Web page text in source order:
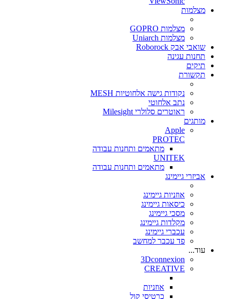
מצלמות
מצלמות GOPRO
מצלמות Uniarch
שואבי אבק Roborock
תחנות עגינה
תיקים
תקשורת
נקודות גישה אלחוטיות MESH
נתב אלחוטי
ראוטרים סלולרי Milesight
מותגים
Apple
PROTEC
מתאמים ותחנות עבודה
UNITEK
מתאמים ותחנות עבודה
אביזרי גיימינג
אוזניות גיימינג
כיסאות גיימינג
מסכי גיימינג
מקלדות גיימינג
עכברי גיימינג
פד עכבר למחשב
עוד...
3Dconnexion
CREATIVE
אוזניות
כרטיסי קול